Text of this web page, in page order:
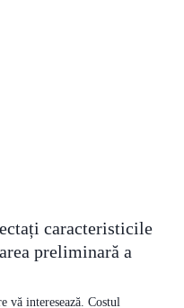
caracteristicile
preliminară a
vă interesează. Costul